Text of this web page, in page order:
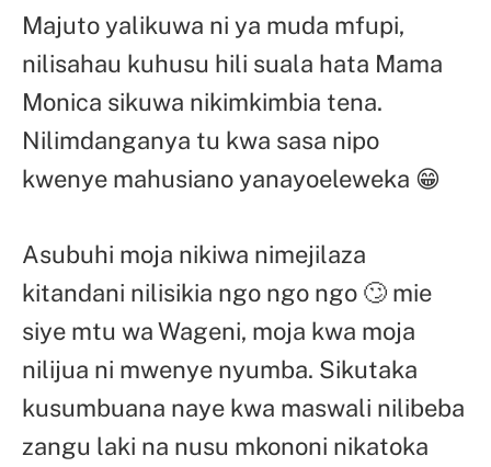
Majuto yalikuwa ni ya muda mfupi,
nilisahau kuhusu hili suala hata Mama
Monica sikuwa nikimkimbia tena.
Nilimdanganya tu kwa sasa nipo
kwenye mahusiano yanayoeleweka 😁
Asubuhi moja nikiwa nimejilaza
kitandani nilisikia ngo ngo ngo 🙄 mie
siye mtu wa Wageni, moja kwa moja
nilijua ni mwenye nyumba. Sikutaka
kusumbuana naye kwa maswali nilibeba
zangu laki na nusu mkononi nikatoka